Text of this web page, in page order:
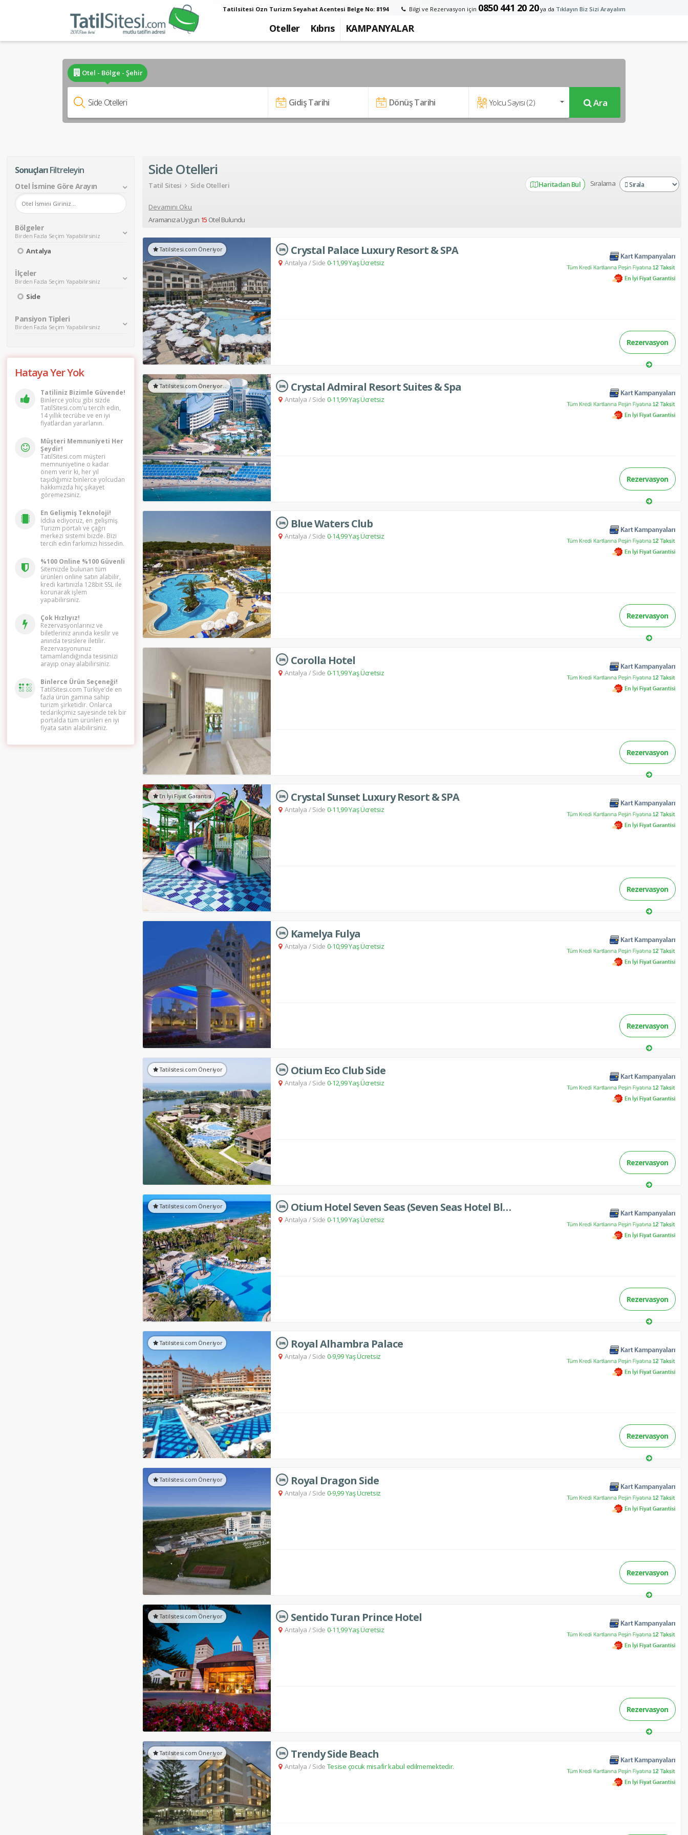
Tatilsitesi Ozn Turizm Seyahat Acentesi Belge No: 8194 Bilgi ve Rezervasyon için 0850 441 20 20ya da Tıklayın Biz Sizi Arayalım
Oteller Kıbrıs KAMPANYALAR
Otel - Bölge - Şehir
Yolcu Sayısı (2) Ara
SonuçlarıFiltreleyin
Otel İsmine Göre Arayın
Bölgeler
Birden Fazla Seçim Yapabilirsiniz
Antalya
İlçeler
Birden Fazla Seçim Yapabilirsiniz
Side
Pansiyon Tipleri
Birden Fazla Seçim Yapabilirsiniz
Hataya Yer Yok
Tatiliniz Bizimle Güvende!
Binlerce yolcu gibi sizde
TatilSitesi.com'u tercih edin,
14 yıllık tecrübe ve en iyi
fiyatlardan yararlanın.
Müşteri Memnuniyeti Her
Şeydir!
TatilSitesi.com müşteri
memnuniyetine o kadar
önem verir ki, her yıl
taşıdığımız binlerce yolcudan
hakkımızda hiç şikayet
göremezsiniz.
En Gelişmiş Teknoloji!
İddia ediyoruz, en gelişmiş
Turizm portalı ve çağrı
merkezi sistemi bizde. Bizi
tercih edin farkımızı hissedin.
%100 Online %100 Güvenli
Sitemizde bulunan tüm
ürünleri online satın alabilir,
kredi kartınızla 128bit SSL ile
korunarak işlem
yapabilirsiniz.
Çok Hızlıyız!
Rezervasyonlarınız ve
biletleriniz anında kesilir ve
anında tesislere iletilir.
Rezervasyonunuz
tamamlandığında tesisinizi
arayıp onay alabilirsiniz.
Binlerce Ürün Seçeneği!
TatilSitesi.com Türkiye’de en
fazla ürün gamına sahip
turizm şirketidir. Onlarca
tedarikçimiz sayesinde tek bir
portalda tüm ürünleri en iyi
fiyata satın alabilirsiniz.
Side Otelleri
Tatil Sitesi Side Otelleri
Devamını Oku
Aramanıza Uygun 15 Otel Bulundu
Sıralama
Haritadan Bul
Tatilsitesi.com Öneriyor Crystal Palace Luxury Resort & SPA
Antalya /Side 0-11,99 Yaş Ücretsiz
Rezervasyon
Tatilsitesi.com Öneriyor... Crystal Admiral Resort Suites & Spa
Antalya /Side 0-11,99 Yaş Ücretsiz
Rezervasyon
Blue Waters Club
Antalya /Side 0-14,99 Yaş Ücretsiz
Rezervasyon
Corolla Hotel
Antalya /Side 0-11,99 Yaş Ücretsiz
Rezervasyon
En İyi Fiyat Garantisi Crystal Sunset Luxury Resort & SPA
Antalya /Side 0-11,99 Yaş Ücretsiz
Rezervasyon
Kamelya Fulya
Antalya /Side 0-10,99 Yaş Ücretsiz
Rezervasyon
Tatilsitesi.com Öneriyor Otium Eco Club Side
Antalya /Side 0-12,99 Yaş Ücretsiz
Rezervasyon
Tatilsitesi.com Öneriyor Otium Hotel Seven Seas (Seven Seas Hotel Blue)
Antalya /Side 0-11,99 Yaş Ücretsiz
Rezervasyon
Tatilsitesi.com Öneriyor Royal Alhambra Palace
Antalya /Side 0-9,99 Yaş Ücretsiz
Rezervasyon
Tatilsitesi.com Öneriyor Royal Dragon Side
Antalya /Side 0-9,99 Yaş Ücretsiz
Rezervasyon
Tatilsitesi.com Öneriyor Sentido Turan Prince Hotel
Antalya /Side 0-11,99 Yaş Ücretsiz
Rezervasyon
Tatilsitesi.com Öneriyor Trendy Side Beach
Antalya /Side Tesise çocuk misafir kabul edilmemektedir.